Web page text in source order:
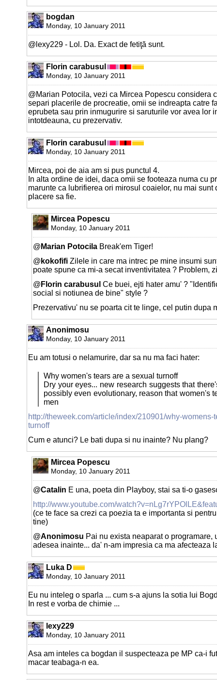
bogdan
Monday, 10 January 2011
@lexy229 - Lol. Da. Exact de fetiţă sunt.
Florin carabusul
Monday, 10 January 2011
@Marian Potocila, vezi ca Mircea Popescu considera
separi placerile de procreatie, omii se indreapta catre
eprubeta sau prin inmugurire si saruturile vor avea lor
intotdeauna, cu prezervativ.
Florin carabusul
Monday, 10 January 2011
Mircea, poi de aia am si pus punctul 4.
In alta ordine de idei, daca omii se footeaza numa cu
marunte ca lubrifierea ori mirosul coaielor, nu mai sunt
placere sa fie.
Mircea Popescu
Monday, 10 January 2011
@ Marian Potocila Break'em Tiger!
@ kokofifi Zilele in care ma intrec pe mine insumi
poate spune ca mi-a secat inventivitatea ? Problem,
@ Florin carabusul Ce buei, ejti hater amu' ?
social si notiunea de bine" style ?
Prezervativu' nu se poarta cit te linge, cel putin dupa
Anonimosu
Monday, 10 January 2011
Eu am totusi o nelamurire, dar sa nu ma faci hater:
Why women's tears are a sexual turnoff
Dry your eyes... new research suggests that
possibly even evolutionary, reason that women's
men
http://theweek.com/article/index/210901/why-womens-
turnoff
Cum e atunci? Le bati dupa si nu inainte? Nu plang?
Mircea Popescu
Monday, 10 January 2011
@Catalin E una, poeta din Playboy, stai sa ti-o
http://www.youtube.com/
(ce te face sa crezi ca poezia ta e importanta si
tine)
@Anonimosu Pai nu exista neaparat o programare,
adesea inainte... da' n-am impresia ca ma afecteaza
Luka D
Monday, 10 January 2011
Eu nu inteleg o sparla ... cum s-a ajuns la sotia lui
In rest e vorba de chimie ...
lexy229
Monday, 10 January 2011
Asa am inteles ca bogdan il suspecteaza pe MP ca-i
macar teabaga-n ea.